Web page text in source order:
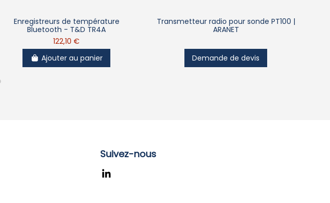
Enregistreurs de température
Bluetooth - T&D TR4A
122,10 €
Ajouter au panier
Transmetteur radio pour sonde PT100 |
ARANET
Demande de devis
Suivez-nous